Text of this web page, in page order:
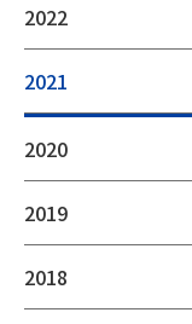
2022
2021
2020
2019
2018